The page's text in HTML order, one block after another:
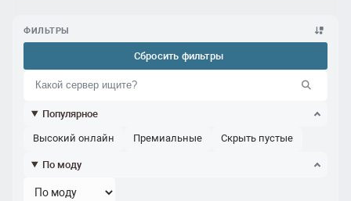
ФИЛЬТРЫ
Сбросить фильтры
Популярное
Высокий онлайн Премиальные Скрыть пустые
По моду